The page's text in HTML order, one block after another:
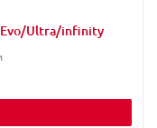
Evo/Ultra/infinity